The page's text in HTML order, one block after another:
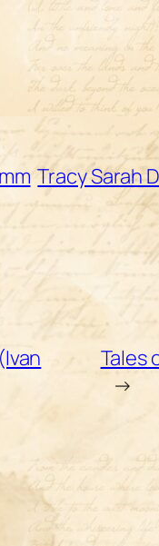
Tracy Sarah
Tales
→